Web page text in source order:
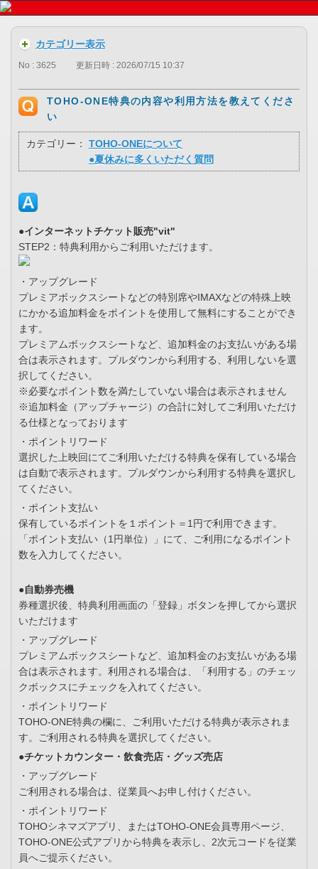
カテゴリー表示
No : 3625 更新日時 : 2026/07/15 10:37
TOHO-ONE特典の内容や利用方法を教えてくださ
い
カテゴリー：
TOHO-ONEについて
●夏休みに多くいただく質問
●インターネットチケット販売"vit"
STEP2：特典利用からご利用いただけます。
・アップグレード
プレミアボックスシートなどの特別席やIMAXなどの特殊上映
にかかる追加料金をポイントを使用して無料にすることができ
ます。
プレミアムボックスシートなど、追加料金のお支払いがある場
合は表示されます。プルダウンから利用する、利用しないを選
択してください。
※必要なポイント数を満たしていない場合は表示されません
※追加料金（アップチャージ）の合計に対してご利用いただけ
る仕様となっております
・ポイントリワード
選択した上映回にてご利用いただける特典を保有している場合
は自動で表示されます。プルダウンから利用する特典を選択し
てください。
・ポイント支払い
保有しているポイントを１ポイント＝1円で利用できます。
「ポイント支払い（1円単位）」にて、ご利用になるポイント
数を入力してください。
●自動券売機
券種選択後、特典利用画面の「登録」ボタンを押してから選択
いただけます
・アップグレード
プレミアムボックスシートなど、追加料金のお支払いがある場
合は表示されます。利用される場合は、「利用する」のチェッ
クボックスにチェックを入れてください。
・ポイントリワード
TOHO-ONE特典の欄に、ご利用いただける特典が表示されま
す。ご利用される特典を選択してください。
●チケットカウンター・飲食売店・グッズ売店
・アップグレード
ご利用される場合は、従業員へお申し付けください。
・ポイントリワード
TOHOシネマズアプリ、またはTOHO-ONE会員専用ページ、
TOHO-ONE公式アプリから特典を表示し、2次元コードを従業
員へご提示ください。